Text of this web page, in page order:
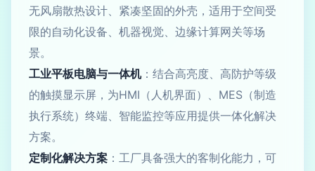
无风扇散热设计、紧凑坚固的外壳，适用于空间受
限的自动化设备、机器视觉、边缘计算网关等场
景。
工业平板电脑与一体机：结合高亮度、高防护等级
的触摸显示屏，为HMI（人机界面）、MES（制造
执行系统）终端、智能监控等应用提供一体化解决
方案。
定制化解决方案 ：工厂具备强大的客制化能力，可